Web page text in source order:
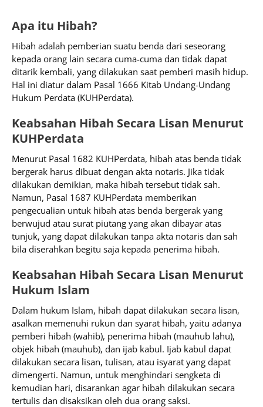
Apa itu Hibah?
Hibah adalah pemberian suatu benda dari seseorang
kepada orang lain secara cuma-cuma dan tidak dapat
ditarik kembali, yang dilakukan saat pemberi masih hidup.
Hal ini diatur dalam Pasal 1666 Kitab Undang-Undang
Hukum Perdata (KUHPerdata).
Keabsahan Hibah Secara Lisan Menurut
KUHPerdata
Menurut Pasal 1682 KUHPerdata, hibah atas benda tidak
bergerak harus dibuat dengan akta notaris. Jika tidak
dilakukan demikian, maka hibah tersebut tidak sah.
Namun, Pasal 1687 KUHPerdata memberikan
pengecualian untuk hibah atas benda bergerak yang
berwujud atau surat piutang yang akan dibayar atas
tunjuk, yang dapat dilakukan tanpa akta notaris dan sah
bila diserahkan begitu saja kepada penerima hibah.
Keabsahan Hibah Secara Lisan Menurut
Hukum Islam
Dalam hukum Islam, hibah dapat dilakukan secara lisan,
asalkan memenuhi rukun dan syarat hibah, yaitu adanya
pemberi hibah (wahib), penerima hibah (mauhub lahu),
objek hibah (mauhub), dan ijab kabul. Ijab kabul dapat
dilakukan secara lisan, tulisan, atau isyarat yang dapat
dimengerti. Namun, untuk menghindari sengketa di
kemudian hari, disarankan agar hibah dilakukan secara
tertulis dan disaksikan oleh dua orang saksi.